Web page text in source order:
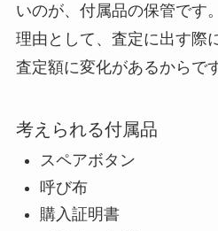
いのが、付属品の保管です。
理由として、査定に出す際
査定額に変化があるからで
考えられる付属品
スペアボタン
呼び布
購入証明書